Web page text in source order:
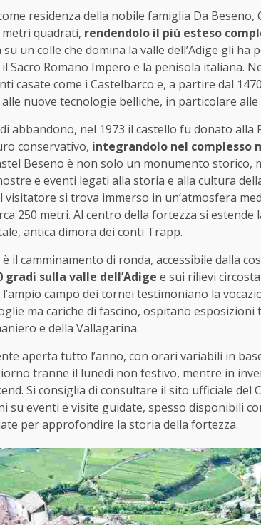
residenza della nobile famiglia Da Beseno,
metri quadrati, rendendolo il più esteso
un colle che domina la valle dell’Adige gli ha
Sacro Romano Impero e la penisola italiana.
casate come i Castelbarco e, a partire dal
nuove tecnologie belliche, in particolare alle
abbandono, nel 1973 il castello fu donato alla
conservativo, integrandolo nel complesso
Beseno è non solo un monumento storico,
e eventi legati alla storia e alla cultura
visitatore si trova immerso in un’atmosfera
250 metri. Al centro della fortezza si estende
antica dimora dei conti Trapp.
il camminamento di ronda, accessibile dalla
sulla valle dell’Adige e sui rilievi
campo dei tornei testimoniano la
ma cariche di fascino, ospitano
e della Vallagarina.
aperta tutto l’anno, con orari variabili in
tranne il lunedì non festivo, mentre in
Si consiglia di consultare il sito ufficiale del
su eventi e visite guidate, spesso disponibili
per approfondire la storia della fortezza.